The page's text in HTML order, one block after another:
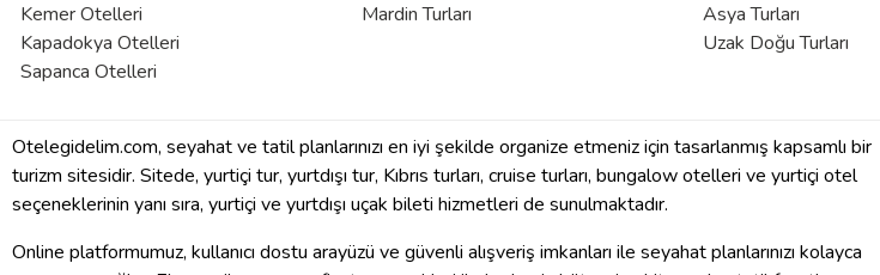
Kemer Otelleri
Kapadokya Otelleri
Sapanca Otelleri
Mardin Turları
Asya Turları
Uzak Doğu Turları
Otelegidelim.com, seyahat ve tatil planlarınızı en iyi şekilde organize etmeniz için tasarlanmış kapsamlı bir
turizm sitesidir. Sitede, yurtiçi tur, yurtdışı tur, Kıbrıs turları, cruise turları, bungalow otelleri ve yurtiçi otel
seçeneklerinin yanı sıra, yurtiçi ve yurtdışı uçak bileti hizmetleri de sunulmaktadır.
Online platformumuz, kullanıcı dostu arayüzü ve güvenli alışveriş imkanları ile seyahat planlarınızı kolayca